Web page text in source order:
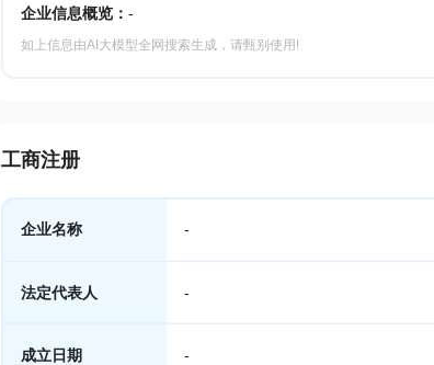
企业信息概览： -
如上信息由AI大模型全网搜索生成，请甄别使用!
工商注册
企业名称 -
法定代表人 -
成立日期 -